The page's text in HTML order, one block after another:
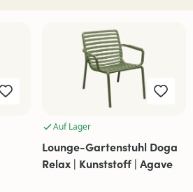
Auf Lager
Lounge-Gartenstuhl Doga
Relax | Kunststoff | Agave